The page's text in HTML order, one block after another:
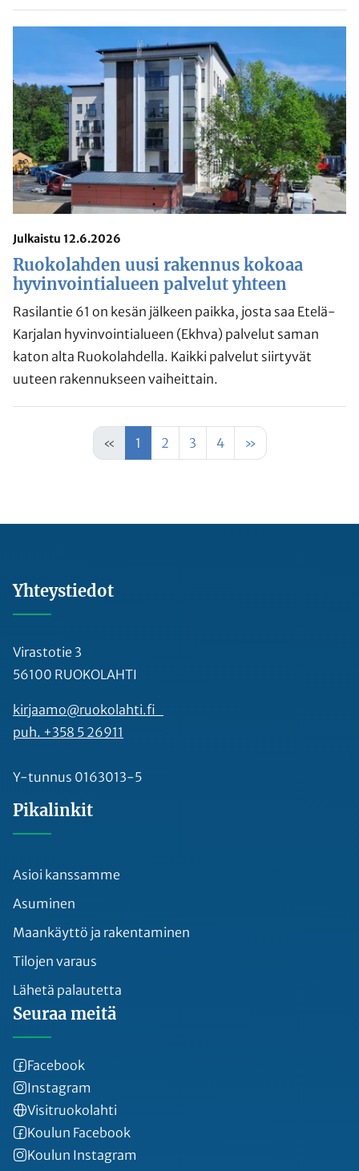
Julkaistu 12.6.2026
Ruokolahden uusi rakennus kokoaa
hyvinvointialueen palvelut yhteen
Rasilantie 61 on kesän jälkeen paikka, josta saa Etelä-
Karjalan hyvinvointialueen (Ekhva) palvelut saman
katon alta Ruokolahdella. Kaikki palvelut siirtyvät
uuteen rakennukseen vaiheittain.
« 1 2 3 4 »
Yhteystiedot
Virastotie 3
56100 RUOKOLAHTI
kirjaamo@ruokolahti.fi
puh. +358 5 26911
Y-tunnus 0163013-5
Pikalinkit
Asioi kanssamme
Asuminen
Maankäyttö ja rakentaminen
Tilojen varaus
Lähetä palautetta
Seuraa meitä
Facebook
Instagram
Visitruokolahti
Koulun Facebook
Koulun Instagram